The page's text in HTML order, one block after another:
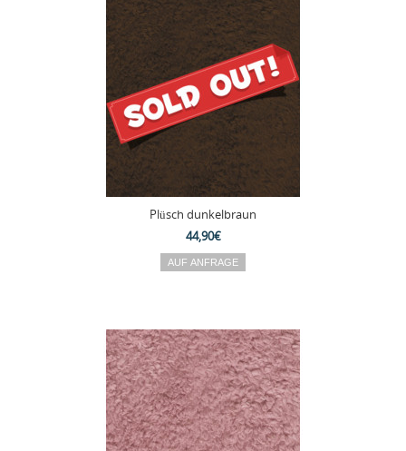
Plüsch dunkelbraun
44,90€